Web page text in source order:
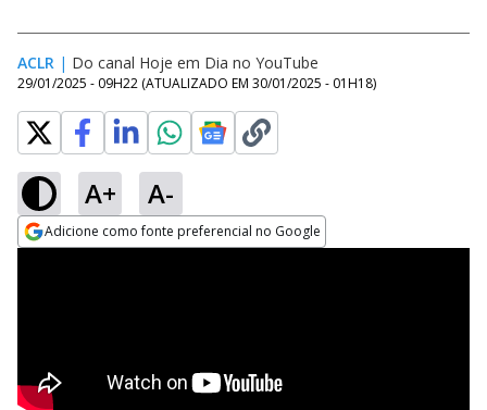
ACLR | Do canal Hoje em Dia no YouTube
29/01/2025 - 09H22 (ATUALIZADO EM 30/01/2025 - 01H18)
A+ A-
Adicione como fonte preferencial no Google